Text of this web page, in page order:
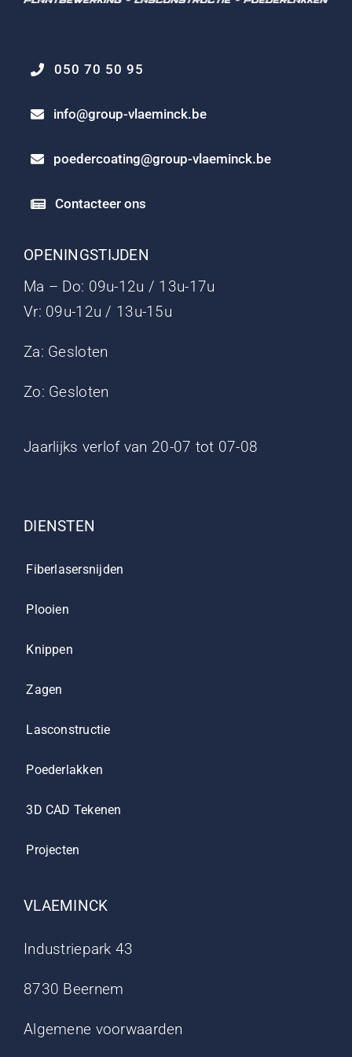
050 70 50 95
info@group-vlaeminck.be
poedercoating@group-vlaeminck.be
Contacteer ons
OPENINGSTIJDEN
Ma – Do: 09u-12u / 13u-17u
Vr: 09u-12u / 13u-15u
Za: Gesloten
Zo: Gesloten
Jaarlijks verlof van 20-07 tot 07-08
DIENSTEN
Fiberlasersnijden
Plooien
Knippen
Zagen
Lasconstructie
Poederlakken
3D CAD Tekenen
Projecten
VLAEMINCK
Industriepark 43
8730 Beernem
Algemene voorwaarden